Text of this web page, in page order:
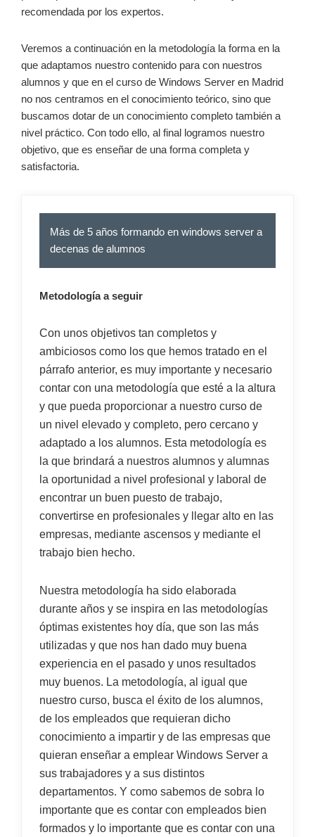
recomendada por los expertos.
Veremos a continuación en la metodología la forma en la
que adaptamos nuestro contenido para con nuestros
alumnos y que en el curso de Windows Server en Madrid
no nos centramos en el conocimiento teórico, sino que
buscamos dotar de un conocimiento completo también a
nivel práctico. Con todo ello, al final logramos nuestro
objetivo, que es enseñar de una forma completa y
satisfactoria.
Más de 5 años formando en windows server a
decenas de alumnos
Metodología a seguir
Con unos objetivos tan completos y
ambiciosos como los que hemos tratado en el
párrafo anterior, es muy importante y necesario
contar con una metodología que esté a la altura
y que pueda proporcionar a nuestro curso de
un nivel elevado y completo, pero cercano y
adaptado a los alumnos. Esta metodología es
la que brindará a nuestros alumnos y alumnas
la oportunidad a nivel profesional y laboral de
encontrar un buen puesto de trabajo,
convertirse en profesionales y llegar alto en las
empresas, mediante ascensos y mediante el
trabajo bien hecho.
Nuestra metodología ha sido elaborada
durante años y se inspira en las metodologías
óptimas existentes hoy día, que son las más
utilizadas y que nos han dado muy buena
experiencia en el pasado y unos resultados
muy buenos. La metodología, al igual que
nuestro curso, busca el éxito de los alumnos,
de los empleados que requieran dicho
conocimiento a impartir y de las empresas que
quieran enseñar a emplear Windows Server a
sus trabajadores y a sus distintos
departamentos. Y como sabemos de sobra lo
importante que es contar con empleados bien
formados y lo importante que es contar con una